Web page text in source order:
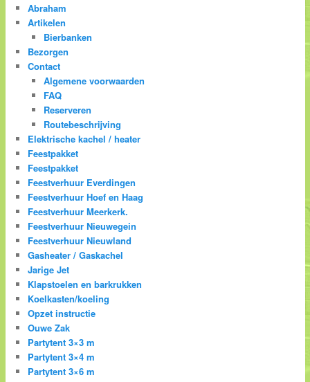
Abraham
Artikelen
Bierbanken
Bezorgen
Contact
Algemene voorwaarden
FAQ
Reserveren
Routebeschrijving
Elektrische kachel / heater
Feestpakket
Feestpakket
Feestverhuur Everdingen
Feestverhuur Hoef en Haag
Feestverhuur Meerkerk.
Feestverhuur Nieuwegein
Feestverhuur Nieuwland
Gasheater / Gaskachel
Jarige Jet
Klapstoelen en barkrukken
Koelkasten/koeling
Opzet instructie
Ouwe Zak
Partytent 3×3 m
Partytent 3×4 m
Partytent 3×6 m